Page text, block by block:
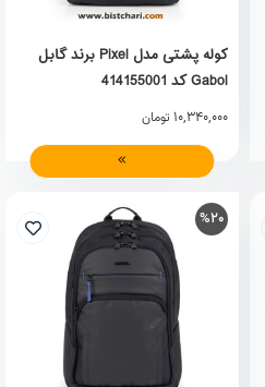
کوله پشتی مدل Pixel برند گابل
Gabol کد 414155001
10,340,000 تومان
%20